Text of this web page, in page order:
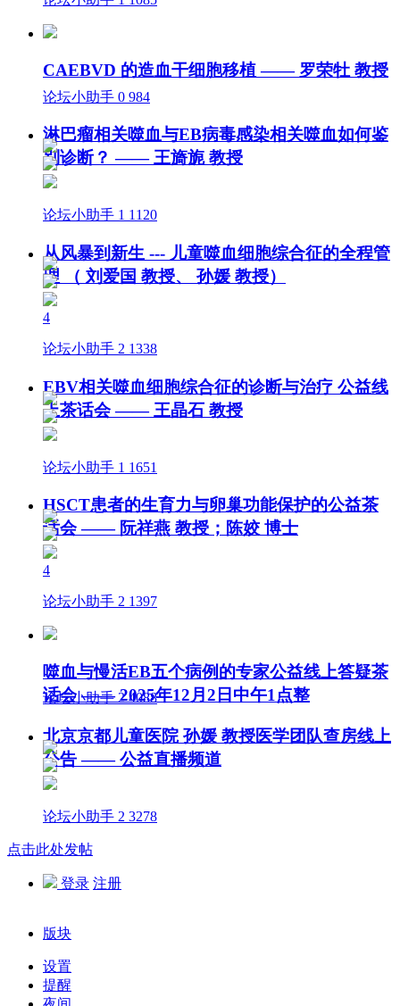
CAEBVD 的造血干细胞移植 —— 罗荣牡 教授
论坛小助手 0 984
淋巴瘤相关噬血与EB病毒感染相关噬血如何鉴
别诊断？ —— 王旖旎 教授
论坛小助手 1 1120
从风暴到新生 --- 儿童噬血细胞综合征的全程管
理 （ 刘爱国 教授、 孙媛 教授）
4
论坛小助手 2 1338
EBV相关噬血细胞综合征的诊断与治疗 公益线
上茶话会 —— 王晶石 教授
论坛小助手 1 1651
HSCT患者的生育力与卵巢功能保护的公益茶
话会 —— 阮祥燕 教授；陈姣 博士
4
论坛小助手 2 1397
噬血与慢活EB五个病例的专家公益线上答疑茶
话会 —— 2025年12月2日中午1点整
论坛小助手 2 4088
北京京都儿童医院 孙媛 教授医学团队查房线上
公告 —— 公益直播频道
论坛小助手 2 3278
点击此处发帖
登录 注册
版块
设置
提醒